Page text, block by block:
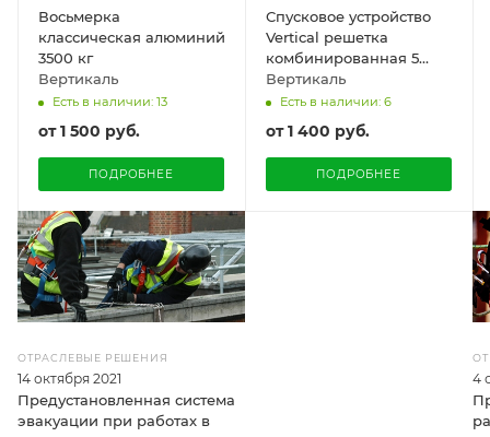
Восьмерка
классическая алюминий
3500 кг
Вертикаль
Есть в наличии: 13
от1 500 руб.
ПОДРОБНЕЕ
Спусковое устройство
Vertical решетка
комбинированная 5
валиков
Вертикаль
Есть в наличии: 6
от1 400 руб.
ПОДРОБНЕЕ
ОТРАСЛЕВЫЕ РЕШЕНИЯ
14 октября 2021
Предустановленная система
эвакуации при работах в
4